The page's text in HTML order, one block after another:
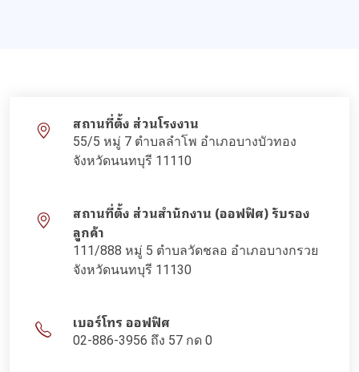
สถานที่ตั้ง ส่วนโรงงาน
55/5 หมู่ 7 ตำบลลำโพ อำเภอบางบัวทอง
จังหวัดนนทบุรี 11110
สถานที่ตั้ง ส่วนสำนักงาน (ออฟฟิศ) รับรอง
ลูกค้า
111/888 หมู่ 5 ตำบลวัดชลอ อำเภอบางกรวย
จังหวัดนนทบุรี 11130
เบอร์โทร ออฟฟิศ
02-886-3956 ถึง 57 กด 0